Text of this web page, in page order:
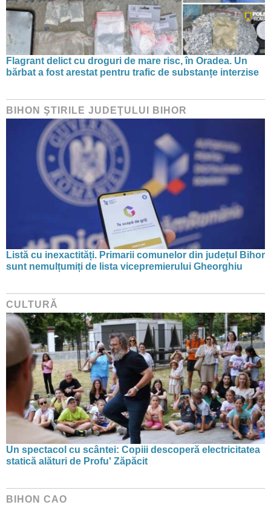
Flagrant delict cu droguri de mare risc, în Oradea. Un
bărbat a fost arestat pentru trafic de substanțe interzise
BIHON ŞTIRILE JUDEŢULUI BIHOR
Listă cu inexactități. Primarii comunelor din județul Bihor
sunt nemulțumiți de lista vicepremierului Gheorghiu
CULTURĂ
Un spectacol cu scântei: Copiii descoperă electricitatea
statică alături de Profu' Zăpăcit
BIHON CAO